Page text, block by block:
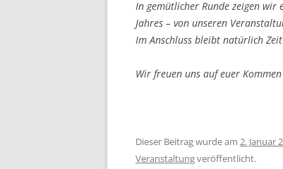
In gemütlicher Runde zeigen wir
Jahres – von unseren
Im Anschluss bleibt natürlich
Wir freuen uns auf euer
Dieser Beitrag wurde am 2. Januar
Veranstaltungveröffentlicht.